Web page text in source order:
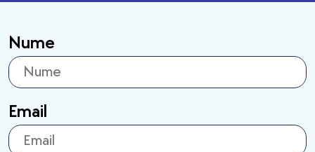
Nume
Email